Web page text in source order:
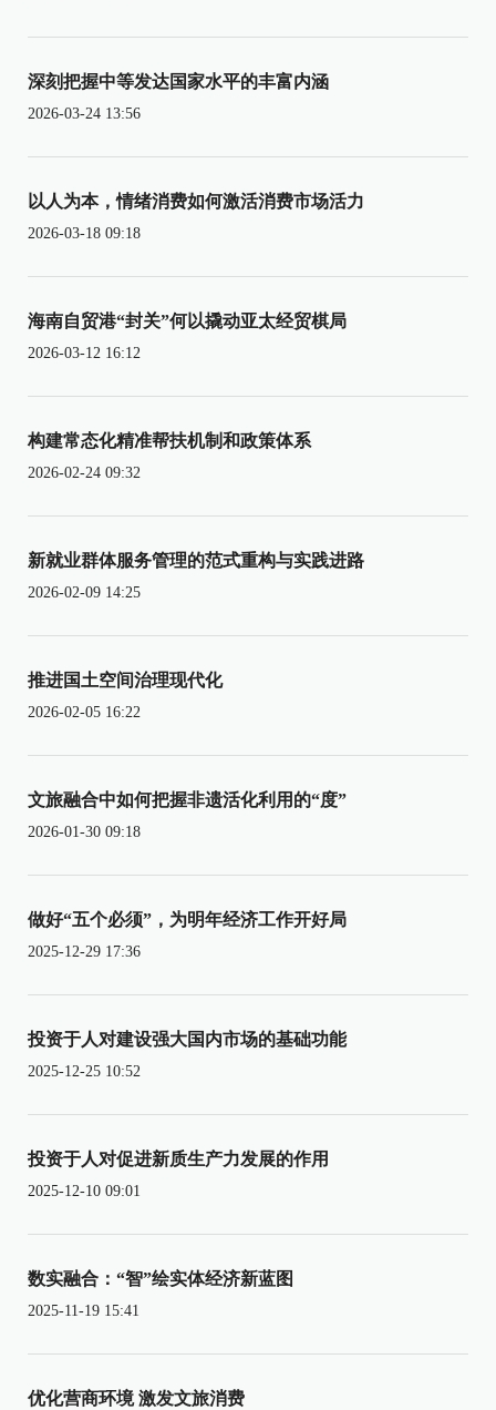
深刻把握中等发达国家水平的丰富内涵
2026-03-24 13:56
以人为本，情绪消费如何激活消费市场活力
2026-03-18 09:18
海南自贸港“封关”何以撬动亚太经贸棋局
2026-03-12 16:12
构建常态化精准帮扶机制和政策体系
2026-02-24 09:32
新就业群体服务管理的范式重构与实践进路
2026-02-09 14:25
推进国土空间治理现代化
2026-02-05 16:22
文旅融合中如何把握非遗活化利用的“度”
2026-01-30 09:18
做好“五个必须”，为明年经济工作开好局
2025-12-29 17:36
投资于人对建设强大国内市场的基础功能
2025-12-25 10:52
投资于人对促进新质生产力发展的作用
2025-12-10 09:01
数实融合：“智”绘实体经济新蓝图
2025-11-19 15:41
优化营商环境 激发文旅消费